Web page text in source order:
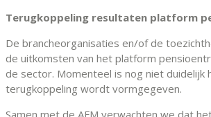
Terugkoppeling resultaten platform
De brancheorganisaties en/of de
de uitkomsten van het platform
de sector. Momenteel is nog niet duidelijk
terugkoppeling wordt vormgegeven.